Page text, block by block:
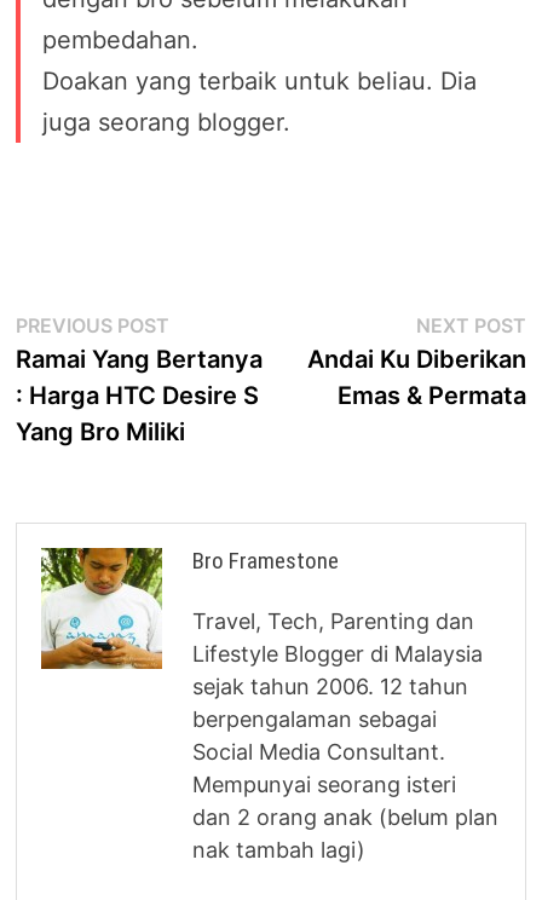
pembedahan.
Doakan yang terbaik untuk beliau. Dia
juga seorang blogger.
Post
navigation
PREVIOUS POST
post:
Ramai Yang Bertanya
: Harga HTC Desire S
Yang Bro Miliki
NEXT POST
Andai Ku Diberikan
Emas & Permata
Bro Framestone
Travel, Tech, Parenting dan
Lifestyle Blogger di Malaysia
sejak tahun 2006. 12 tahun
berpengalaman sebagai
Social Media Consultant.
Mempunyai seorang isteri
dan 2 orang anak (belum plan
nak tambah lagi)